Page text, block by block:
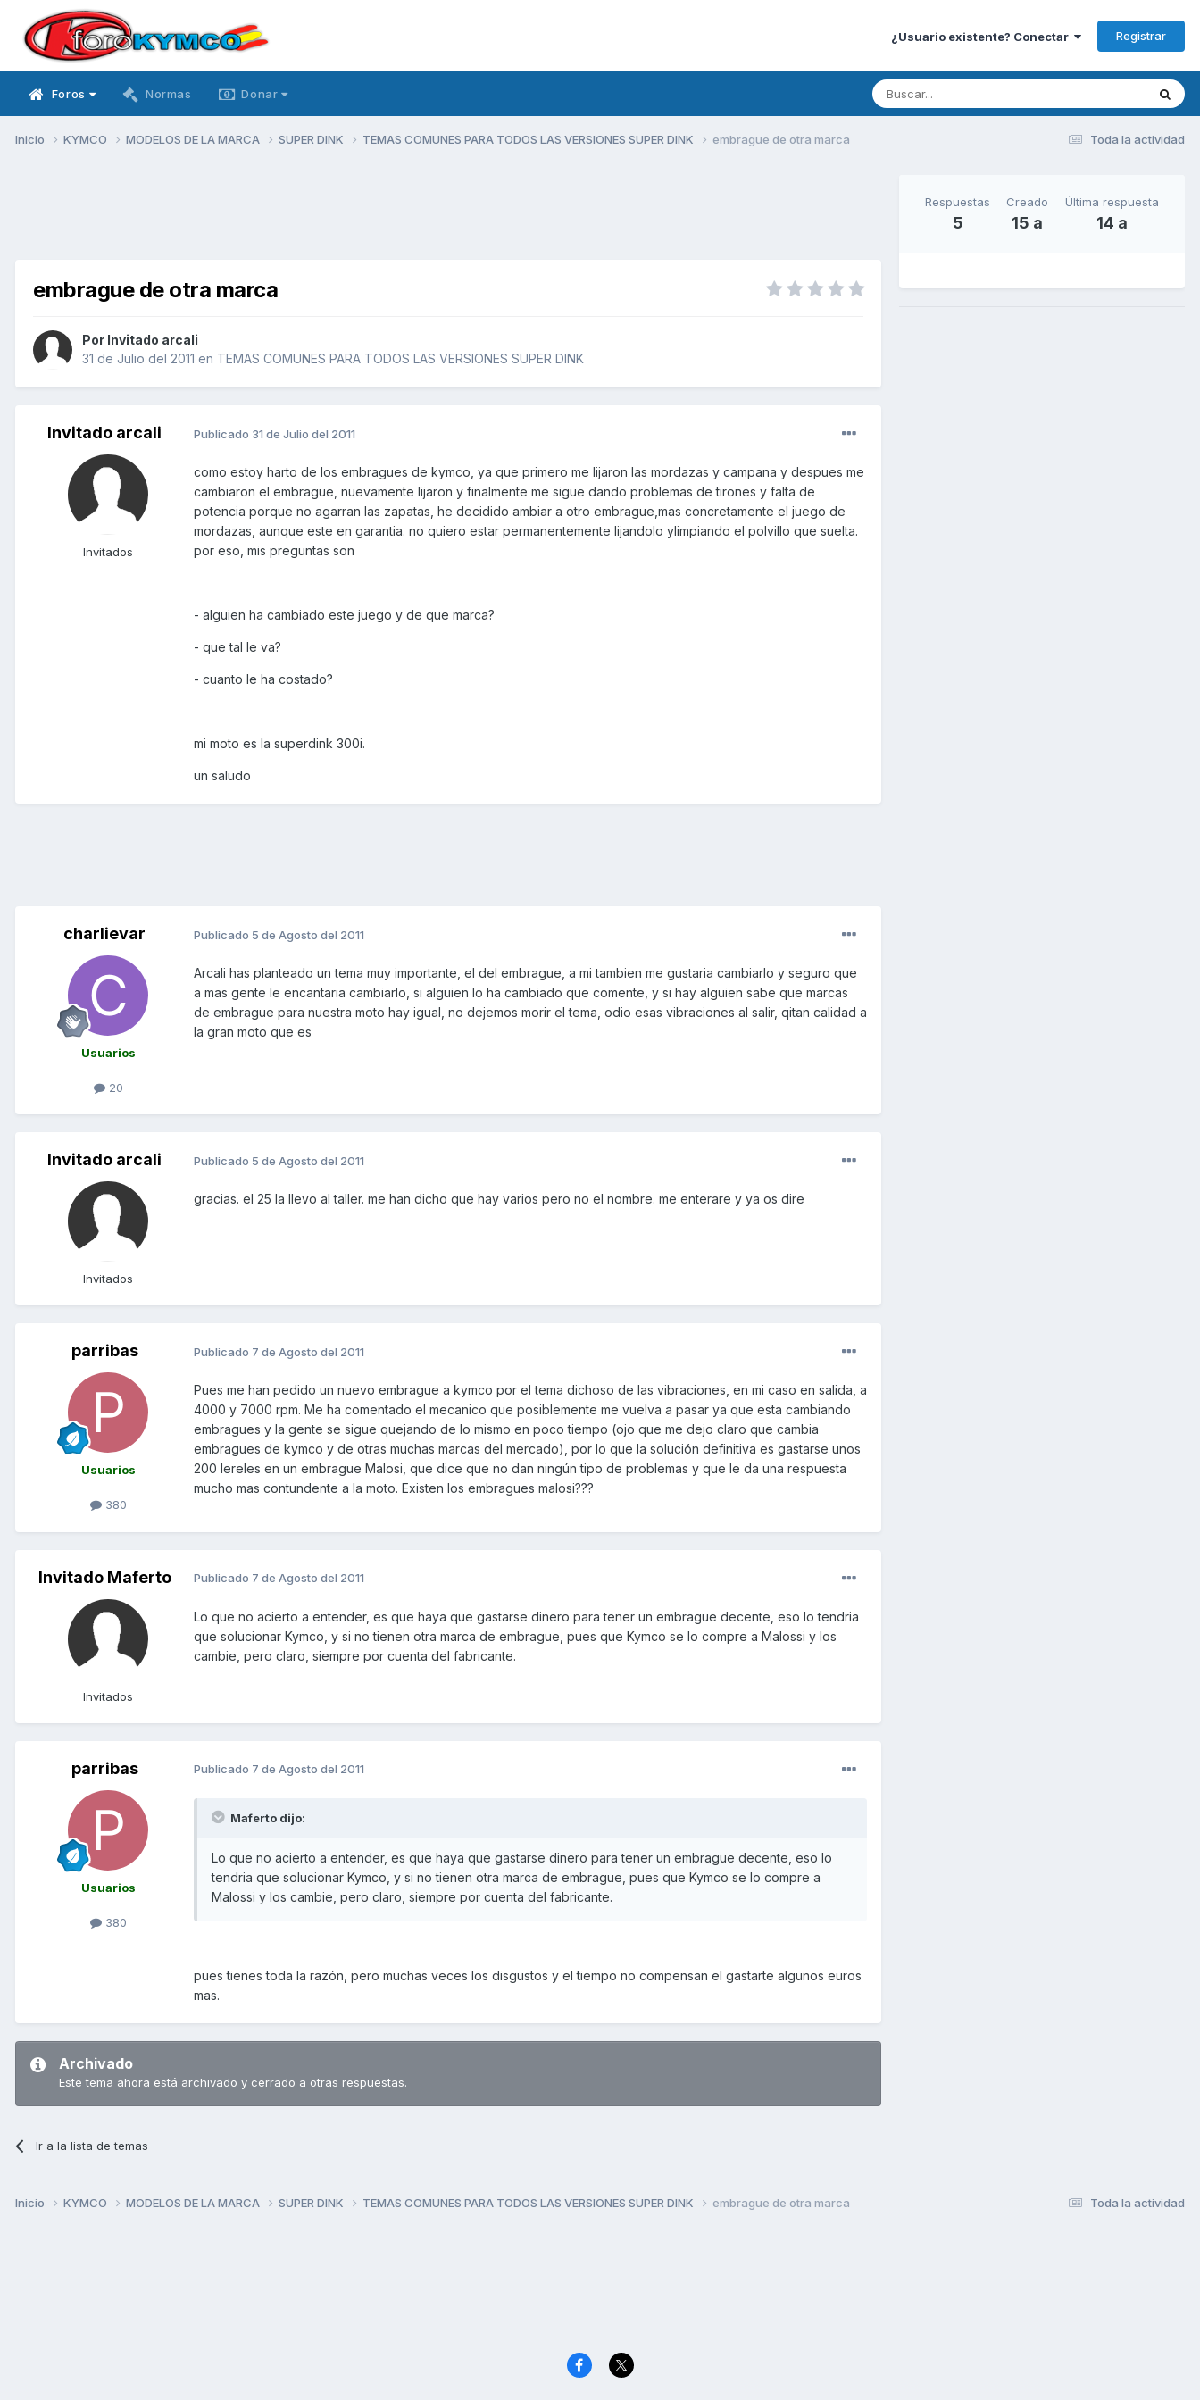
¿Usuario existente? Conectar Registrar
Foros Normas Donar
Toda la actividad
Inicio KYMCO MODELOS DE LA MARCA SUPER DINK TEMAS COMUNES PARA TODOS LAS VERSIONES SUPER DINK embrague de otra marca
embrague de otra marca
Por Invitado arcali
31 de Julio del 2011 en TEMAS COMUNES PARA TODOS LAS VERSIONES SUPER DINK
Invitado arcali
Invitados
Publicado 31 de Julio del 2011
como estoy harto de los embragues de kymco, ya que primero me lijaron las mordazas y campana y despues me
cambiaron el embrague, nuevamente lijaron y finalmente me sigue dando problemas de tirones y falta de
potencia porque no agarran las zapatas, he decidido ambiar a otro embrague,mas concretamente el juego de
mordazas, aunque este en garantia. no quiero estar permanentemente lijandolo ylimpiando el polvillo que suelta.
por eso, mis preguntas son
- alguien ha cambiado este juego y de que marca?
- que tal le va?
- cuanto le ha costado?
mi moto es la superdink 300i.
un saludo
charlievar
Usuarios
20
Publicado 5 de Agosto del 2011
Arcali has planteado un tema muy importante, el del embrague, a mi tambien me gustaria cambiarlo y seguro que
a mas gente le encantaria cambiarlo, si alguien lo ha cambiado que comente, y si hay alguien sabe que marcas
de embrague para nuestra moto hay igual, no dejemos morir el tema, odio esas vibraciones al salir, qitan calidad a
la gran moto que es
Invitado arcali
Invitados
Publicado 5 de Agosto del 2011
gracias. el 25 la llevo al taller. me han dicho que hay varios pero no el nombre. me enterare y ya os dire
parribas
Usuarios
380
Publicado 7 de Agosto del 2011
Pues me han pedido un nuevo embrague a kymco por el tema dichoso de las vibraciones, en mi caso en salida, a
4000 y 7000 rpm. Me ha comentado el mecanico que posiblemente me vuelva a pasar ya que esta cambiando
embragues y la gente se sigue quejando de lo mismo en poco tiempo (ojo que me dejo claro que cambia
embragues de kymco y de otras muchas marcas del mercado), por lo que la solución definitiva es gastarse unos
200 lereles en un embrague Malosi, que dice que no dan ningún tipo de problemas y que le da una respuesta
mucho mas contundente a la moto. Existen los embragues malosi???
Invitado Maferto
Invitados
Publicado 7 de Agosto del 2011
Lo que no acierto a entender, es que haya que gastarse dinero para tener un embrague decente, eso lo tendria
que solucionar Kymco, y si no tienen otra marca de embrague, pues que Kymco se lo compre a Malossi y los
cambie, pero claro, siempre por cuenta del fabricante.
parribas
Usuarios
380
Publicado 7 de Agosto del 2011
Maferto dijo:
Lo que no acierto a entender, es que haya que gastarse dinero para tener un embrague decente, eso lo
tendria que solucionar Kymco, y si no tienen otra marca de embrague, pues que Kymco se lo compre a
Malossi y los cambie, pero claro, siempre por cuenta del fabricante.
pues tienes toda la razón, pero muchas veces los disgustos y el tiempo no compensan el gastarte algunos euros
mas.
Archivado
Este tema ahora está archivado y cerrado a otras respuestas.
Ir a la lista de temas
Respuestas
5
Creado
15 a
Última respuesta
14 a
Toda la actividad
Inicio KYMCO MODELOS DE LA MARCA SUPER DINK TEMAS COMUNES PARA TODOS LAS VERSIONES SUPER DINK embrague de otra marca